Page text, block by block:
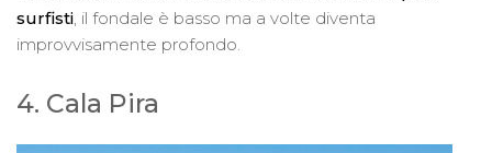
surfisti , il fondale è basso ma a volte diventa
improvvisamente profondo.
4. Cala Pira